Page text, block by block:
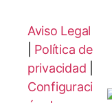
Aviso Legal
Política de
privacidad
Configuraci